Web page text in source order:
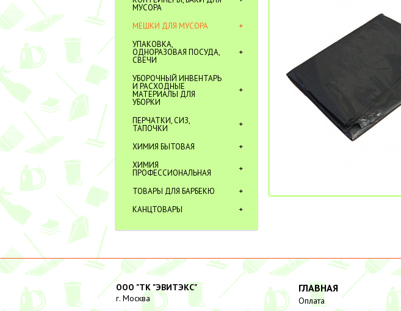
МУСОРА
МЕШКИ ДЛЯ МУСОРА
УПАКОВКА,
ОДНОРАЗОВАЯ ПОСУДА,
СВЕЧИ
УБОРОЧНЫЙ ИНВЕНТАРЬ
И РАСХОДНЫЕ
МАТЕРИАЛЫ ДЛЯ
УБОРКИ
ПЕРЧАТКИ, СИЗ,
ТАПОЧКИ
ХИМИЯ БЫТОВАЯ
ХИМИЯ
ПРОФЕССИОНАЛЬНАЯ
ТОВАРЫ ДЛЯ БАРБЕКЮ
КАНЦТОВАРЫ
ООО "ТК "ЭВИТЭКС"
г. Москва
ГЛАВНАЯ
Оплата